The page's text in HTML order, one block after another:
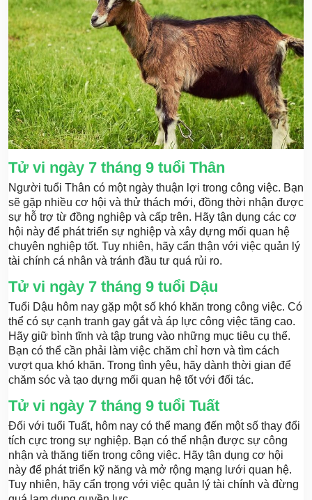
Tử vi ngày 7 tháng 9 tuổi Thân
Người tuổi Thân có một ngày thuận lợi trong công việc. Bạn
sẽ gặp nhiều cơ hội và thử thách mới, đồng thời nhận được
sự hỗ trợ từ đồng nghiệp và cấp trên. Hãy tận dụng các cơ
hội này để phát triển sự nghiệp và xây dựng mối quan hệ
chuyên nghiệp tốt. Tuy nhiên, hãy cẩn thận với việc quản lý
tài chính cá nhân và tránh đầu tư quá rủi ro.
Tử vi ngày 7 tháng 9 tuổi Dậu
Tuổi Dậu hôm nay gặp một số khó khăn trong công việc. Có
thể có sự cạnh tranh gay gắt và áp lực công việc tăng cao.
Hãy giữ bình tĩnh và tập trung vào những mục tiêu cụ thể.
Bạn có thể cần phải làm việc chăm chỉ hơn và tìm cách
vượt qua khó khăn. Trong tình yêu, hãy dành thời gian để
chăm sóc và tạo dựng mối quan hệ tốt với đối tác.
Tử vi ngày 7 tháng 9 tuổi Tuất
Đối với tuổi Tuất, hôm nay có thể mang đến một số thay đổi
tích cực trong sự nghiệp. Bạn có thể nhận được sự công
nhận và thăng tiến trong công việc. Hãy tận dụng cơ hội
này để phát triển kỹ năng và mở rộng mạng lưới quan hệ.
Tuy nhiên, hãy cẩn trọng với việc quản lý tài chính và đừng